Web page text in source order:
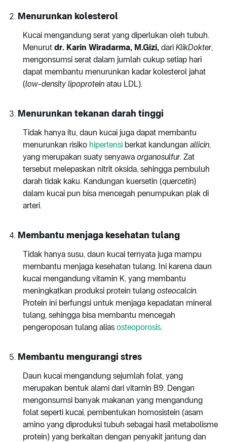
Menurunkan kolesterol
Kucai mengandung serat yang diperlukan oleh tubuh.
Menurut dr. Karin Wiradarma, M.Gizi, dari KlikDokter,
mengonsumsi serat dalam jumlah cukup setiap hari
dapat membantu menurunkan kadar kolesterol jahat
(low-density lipoprotein atau LDL).
Menurunkan tekanan darah tinggi
Tidak hanya itu, daun kucai juga dapat membantu
menurunkan risiko hipertensi berkat kandungan allicin,
yang merupakan suaty senyawa organosulfur. Zat
tersebut melepaskan nitrit oksida, sehingga pembuluh
darah tidak kaku. Kandungan kuersetin (quercetin)
dalam kucai pun bisa mencegah penumpukan plak di
arteri.
Membantu menjaga kesehatan tulang
Tidak hanya susu, daun kucai ternyata juga mampu
membantu menjaga kesehatan tulang. Ini karena daun
kucai mengandung vitamin K, yang membantu
meningkatkan produksi protein tulang osteocalcin.
Protein ini berfungsi untuk menjaga kepadatan mineral
tulang, sehingga bisa membantu mencegah
pengeroposan tulang alias osteoporosis.
Membantu mengurangi stres
Daun kucai mengandung sejumlah folat, yang
merupakan bentuk alami dari vitamin B9. Dengan
mengonsumsi banyak makanan yang mengandung
folat seperti kucai, pembentukan homosistein (asam
amino yang diproduksi tubuh sebagai hasil metabolisme
protein) yang berkaitan dengan penyakit jantung dan